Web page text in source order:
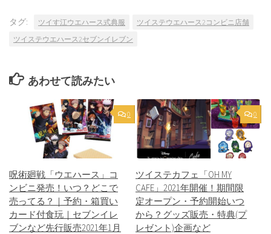
タグ: ツイす江ウエハース式典服
ツイステウエハース2コンビニ店舗
ツイステウエハース2セブンイレブン
あわせて読みたい
0
呪術廻戦「ウエハース」コ
ンビニ発売！いつ？どこで
売ってる？｜予約・箱買い
カード付食玩｜セブンイレ
ブンなど先行販売2021年1月
0
ツイステカフェ「OH MY
CAFE」2021年開催！期間限
定オープン・予約開始いつ
から？グッズ販売・特典(プ
レゼント)企画など